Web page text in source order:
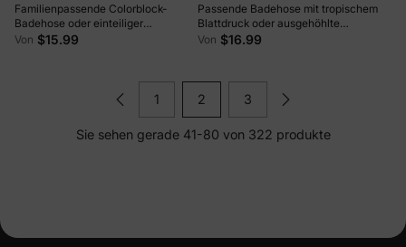
Familienpassende Colorblock-
Badehose oder einteiliger
Badeanzug mit einem
Von $15.99
Passende Badehose mit tropischem
Blattdruck oder ausgehöhlte
einteilige Badeanzüge mit
Von $16.99
1 2 3
Sie sehen gerade 41-80 von 322 produkte